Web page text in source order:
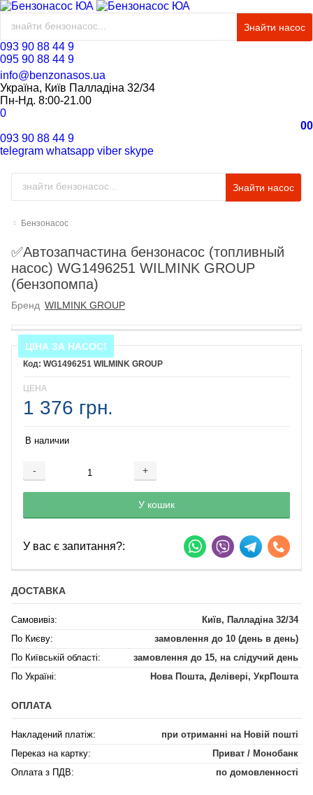
Знайти насос
093 90 88 44 9
095 90 88 44 9
info@benzonasos.ua
Україна, Київ Палладіна 32/34
Пн-Нд. 8:00-21.00
0
00
093 90 88 44 9
telegram whatsapp viber skype
Знайти насос
Бензонасос
✅Автозапчастина бензонасос (топливный
насос) WG1496251 WILMINK GROUP
(бензопомпа)
Бренд WILMINK GROUP
ЦІНА ЗА НАСОС!
WG1496251 WILMINK GROUP
ЦЕНА
1 376 грн.
В наличии
- +
Добавляется...
У кошик
Добавлен
У вас є запитання?:
ДОСТАВКА
Самовивіз:
Київ, Палладіна 32/34
По Києву:
замовлення до 10 (день в день)
По Київській області:
замовлення до 15, на слідучий день
По Україні:
Нова Пошта, Делівері, УкрПошта
ОПЛАТА
Накладений платіж:
при отриманні на Новій пошті
Переказ на картку:
Приват / Монобанк
Оплата з ПДВ:
по домовленності